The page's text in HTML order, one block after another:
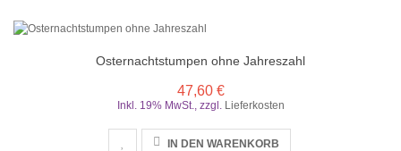
Osternachtstumpen ohne Jahreszahl
47,60 €
Inkl. 19% MwSt. zzgl. Lieferkosten
IN DEN WARENKORB